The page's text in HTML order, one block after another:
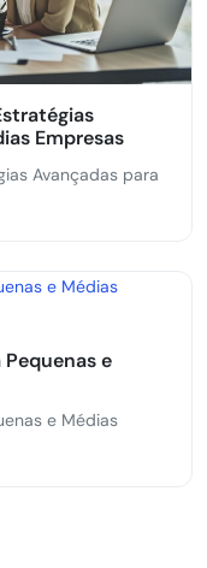
Empresas
Avançadas para
e
e Médias